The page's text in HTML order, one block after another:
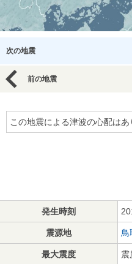
次の地震
前の地震
この地震による津波の心配はあ
発生時刻
震源地 鳥
最大震度 震